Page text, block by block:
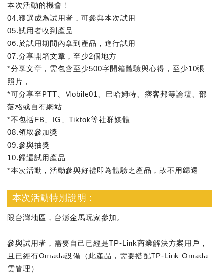
本次活動的機會！
04.獲選成為試用者，可參與本次試用
05.試用者收到產品
06.於試用期間內拿到產品，進行試用
07.分享開箱文章，至少2個地方
*分享文章，需包含至少500字開箱體驗與心得，至少10張
照片，
*可分享至PTT、Mobile01、巴哈姆特、痞客邦等論壇、部
落格或自有網站
*不包括FB、IG、Tiktok等社群媒體
08.領取參加獎
09.參與抽獎
10.歸還試用產品
*本次活動，活動參與好禮即為體驗之產品，故不用歸還
本次活動特別說明：
限台灣地區，台澎金馬玩家參加。
參與試用者，需要自己已經是TP-Link商業解決方案用戶，
且已經有Omada設備（此產品，需要搭配TP-Link Omada
雲管理）